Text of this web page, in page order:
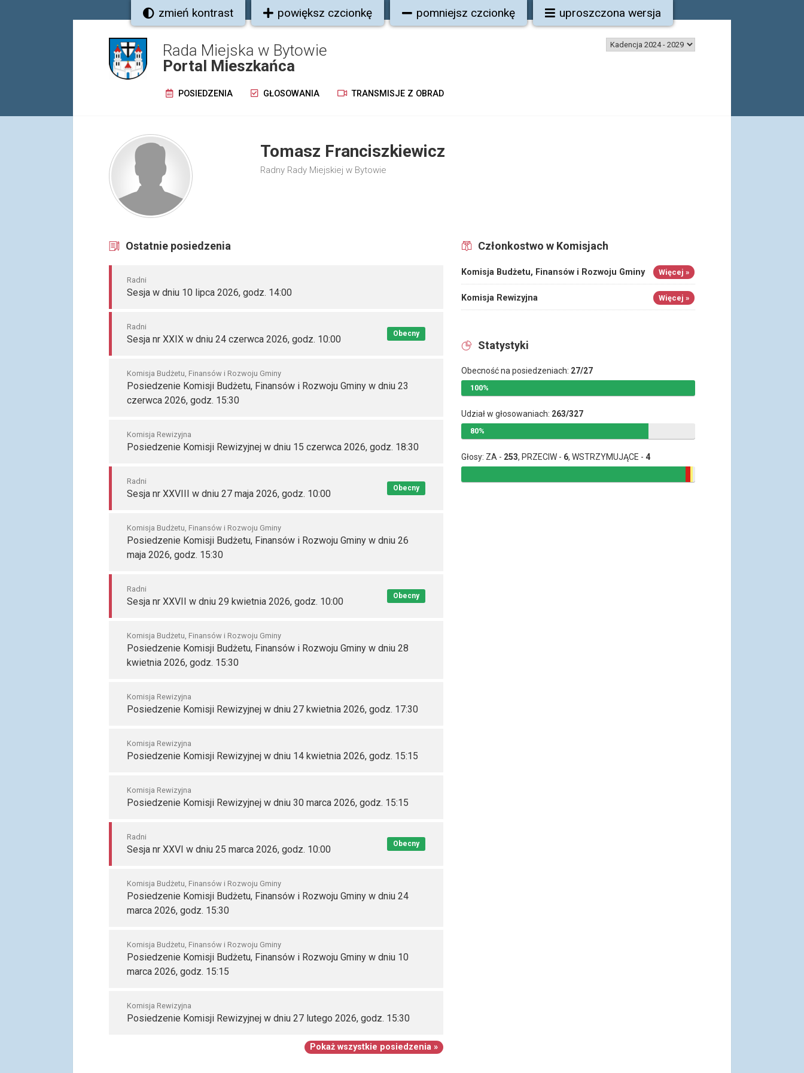
zmień kontrast powiększ czcionkę pomniejsz czcionkę uproszczona wersja
Rada Miejska w Bytowie
Portal Mieszkańca
POSIEDZENIA GŁOSOWANIA TRANSMISJE Z OBRAD
Tomasz Franciszkiewicz
Radny Rady Miejskiej w Bytowie
Ostatnie posiedzenia
Radni
Sesja w dniu 10 lipca 2026, godz. 14:00
Radni
Sesja nr XXIX w dniu 24 czerwca 2026, godz. 10:00 Obecny
Komisja Budżetu, Finansów i Rozwoju Gminy
Posiedzenie Komisji Budżetu, Finansów i Rozwoju Gminy w dniu 23
czerwca 2026, godz. 15:30
Komisja Rewizyjna
Posiedzenie Komisji Rewizyjnej w dniu 15 czerwca 2026, godz. 18:30
Radni
Sesja nr XXVIII w dniu 27 maja 2026, godz. 10:00 Obecny
Komisja Budżetu, Finansów i Rozwoju Gminy
Posiedzenie Komisji Budżetu, Finansów i Rozwoju Gminy w dniu 26
maja 2026, godz. 15:30
Radni
Sesja nr XXVII w dniu 29 kwietnia 2026, godz. 10:00 Obecny
Komisja Budżetu, Finansów i Rozwoju Gminy
Posiedzenie Komisji Budżetu, Finansów i Rozwoju Gminy w dniu 28
kwietnia 2026, godz. 15:30
Komisja Rewizyjna
Posiedzenie Komisji Rewizyjnej w dniu 27 kwietnia 2026, godz. 17:30
Komisja Rewizyjna
Posiedzenie Komisji Rewizyjnej w dniu 14 kwietnia 2026, godz. 15:15
Komisja Rewizyjna
Posiedzenie Komisji Rewizyjnej w dniu 30 marca 2026, godz. 15:15
Radni
Sesja nr XXVI w dniu 25 marca 2026, godz. 10:00 Obecny
Komisja Budżetu, Finansów i Rozwoju Gminy
Posiedzenie Komisji Budżetu, Finansów i Rozwoju Gminy w dniu 24
marca 2026, godz. 15:30
Komisja Budżetu, Finansów i Rozwoju Gminy
Posiedzenie Komisji Budżetu, Finansów i Rozwoju Gminy w dniu 10
marca 2026, godz. 15:15
Komisja Rewizyjna
Posiedzenie Komisji Rewizyjnej w dniu 27 lutego 2026, godz. 15:30
Pokaż wszystkie posiedzenia »
Członkostwo w Komisjach
Komisja Budżetu, Finansów i Rozwoju Gminy Więcej »
Komisja Rewizyjna Więcej »
Statystyki
Obecność na posiedzeniach: 27/27
100%
Udział w głosowaniach: 263/327
80%
Głosy: ZA - 253, PRZECIW - 6, WSTRZYMUJĄCE -4